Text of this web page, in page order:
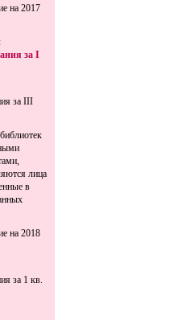
на 2017
за I
за III
лица
в
на 2018
за 1 кв.